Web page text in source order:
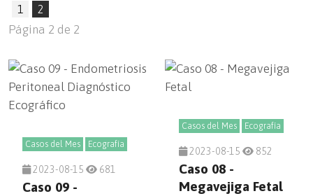
1 2
Página 2 de 2
Casos del Mes Ecografía
2023-08-15 681
Caso 09 -
Casos del Mes Ecografía
2023-08-15 852
Caso 08 -
Megavejiga Fetal